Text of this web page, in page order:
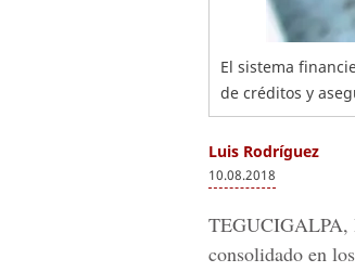
El sistema
de créditos y
Luis Rodríguez
10.08.2018
consolidado en